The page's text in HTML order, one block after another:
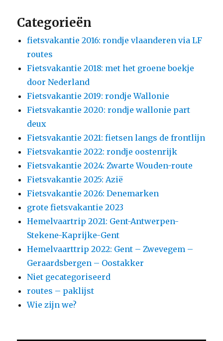
Categorieën
fietsvakantie 2016: rondje vlaanderen via LF
routes
Fietsvakantie 2018: met het groene boekje
door Nederland
Fietsvakantie 2019: rondje Wallonie
Fietsvakantie 2020: rondje wallonie part
deux
Fietsvakantie 2021: fietsen langs de frontlijn
Fietsvakantie 2022: rondje oostenrijk
Fietsvakantie 2024: Zwarte Wouden-route
Fietsvakantie 2025: Azië
Fietsvakantie 2026: Denemarken
grote fietsvakantie 2023
Hemelvaartrip 2021: Gent-Antwerpen-
Stekene-Kaprijke-Gent
Hemelvaarttrip 2022: Gent – Zwevegem –
Geraardsbergen – Oostakker
Niet gecategoriseerd
routes – paklijst
Wie zijn we?